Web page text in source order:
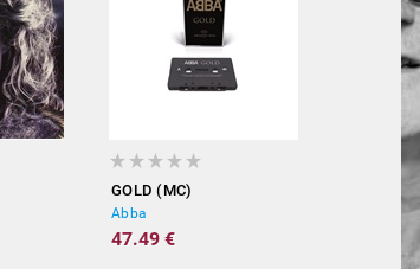
GOLD (MC)
Abba
47.49 €